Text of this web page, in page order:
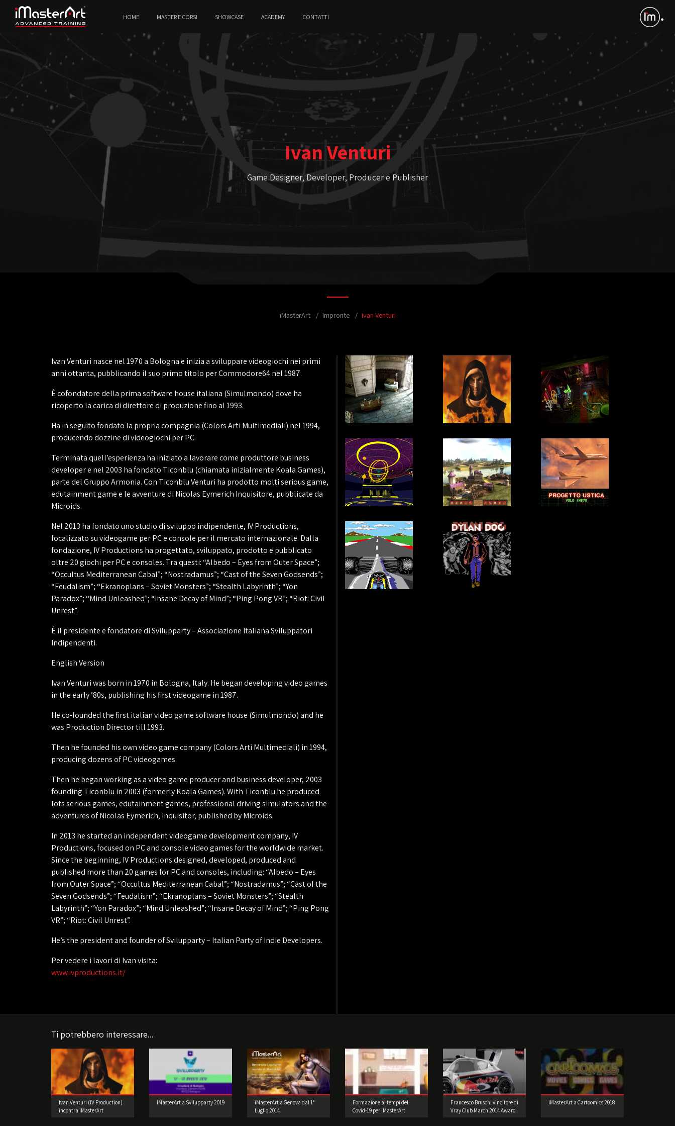
HOME MASTER E CORSI SHOWCASE ACADEMY CONTATTI
Ivan Venturi
Game Designer, Developer, Producer e Publisher
iMasterArt Impronte Ivan Venturi
Ivan Venturi nasce nel 1970 a Bologna e inizia a sviluppare videogiochi nei primi
anni ottanta, pubblicando il suo primo titolo per Commodore64 nel 1987.
È cofondatore della prima software house italiana (Simulmondo) dove ha
ricoperto la carica di direttore di produzione fino al 1993.
Ha in seguito fondato la propria compagnia (Colors Arti Multimediali) nel 1994,
producendo dozzine di videogiochi per PC.
Terminata quell’esperienza ha iniziato a lavorare come produttore business
developer e nel 2003 ha fondato Ticonblu (chiamata inizialmente Koala Games),
parte del Gruppo Armonia. Con Ticonblu Venturi ha prodotto molti serious game,
edutainment game e le avventure di Nicolas Eymerich Inquisitore, pubblicate da
Microids.
Nel 2013 ha fondato uno studio di sviluppo indipendente, IV Productions,
focalizzato su videogame per PC e console per il mercato internazionale. Dalla
fondazione, IV Productions ha progettato, sviluppato, prodotto e pubblicato
oltre 20 giochi per PC e consoles. Tra questi: “Albedo – Eyes from Outer Space”;
“Occultus Mediterranean Cabal”; “Nostradamus”; “Cast of the Seven Godsends”;
“Feudalism”; “Ekranoplans – Soviet Monsters”; “Stealth Labyrinth”; “Yon
Paradox”; “Mind Unleashed”; “Insane Decay of Mind”; “Ping Pong VR”; “Riot: Civil
Unrest”.
È il presidente e fondatore di Svilupparty – Associazione Italiana Sviluppatori
Indipendenti.
English Version
Ivan Venturi was born in 1970 in Bologna, Italy. He began developing video games
in the early ’80s, publishing his first videogame in 1987.
He co-founded the first italian video game software house (Simulmondo) and he
was Production Director till 1993.
Then he founded his own video game company (Colors Arti Multimediali) in 1994,
producing dozens of PC videogames.
Then he began working as a video game producer and business developer, 2003
founding Ticonblu in 2003 (formerly Koala Games). With Ticonblu he produced
lots serious games, edutainment games, professional driving simulators and the
adventures of Nicolas Eymerich, Inquisitor, published by Microids.
In 2013 he started an independent videogame development company, IV
Productions, focused on PC and console video games for the worldwide market.
Since the beginning, IV Productions designed, developed, produced and
published more than 20 games for PC and consoles, including: “Albedo – Eyes
from Outer Space”; “Occultus Mediterranean Cabal”; “Nostradamus”; “Cast of the
Seven Godsends”; “Feudalism”; “Ekranoplans – Soviet Monsters”; “Stealth
Labyrinth”; “Yon Paradox”; “Mind Unleashed”; “Insane Decay of Mind”; “Ping Pong
VR”; “Riot: Civil Unrest”.
He’s the president and founder of Svilupparty – Italian Party of Indie Developers.
Per vedere i lavori di Ivan visita:
www.ivproductions.it/
Ti potrebbero interessare...
Ivan Venturi (IV Production)
incontra iMasterArt
iMasterArt a Svilupparty 2019
iMasterArt a Genova dal 1°
Luglio 2014
Formazione ai tempi del
Covid-19 per iMasterArt
Francesco Bruschi vincitore di
Vray Club March 2014 Award
iMasterArt a Cartoomics 2018